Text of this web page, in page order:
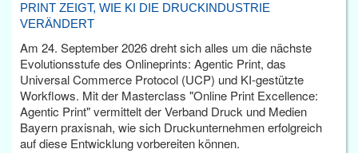
PRINT ZEIGT, WIE KI DIE DRUCKINDUSTRIE
VERÄNDERT
Am 24. September 2026 dreht sich alles um die nächste
Evolutionsstufe des Onlineprints: Agentic Print, das
Universal Commerce Protocol (UCP) und KI-gestützte
Workflows. Mit der Masterclass "Online Print Excellence:
Agentic Print" vermittelt der Verband Druck und Medien
Bayern praxisnah, wie sich Druckunternehmen erfolgreich
auf diese Entwicklung vorbereiten können.